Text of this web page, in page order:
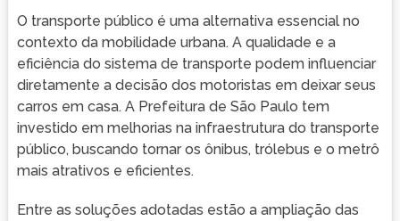
O transporte público é uma alternativa essencial no
contexto da mobilidade urbana. A qualidade e a
eficiência do sistema de transporte podem influenciar
diretamente a decisão dos motoristas em deixar seus
carros em casa. A Prefeitura de São Paulo tem
investido em melhorias na infraestrutura do transporte
público, buscando tornar os ônibus, trólebus e o metrô
mais atrativos e eficientes.
Entre as soluções adotadas estão a ampliação das